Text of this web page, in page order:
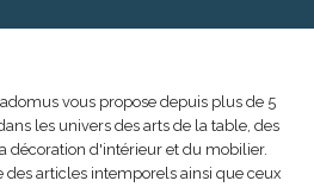
vous propose depuis plus de 5
les univers des arts de la table, des
décoration d'intérieur et du mobilier.
des articles intemporels ainsi que ceux